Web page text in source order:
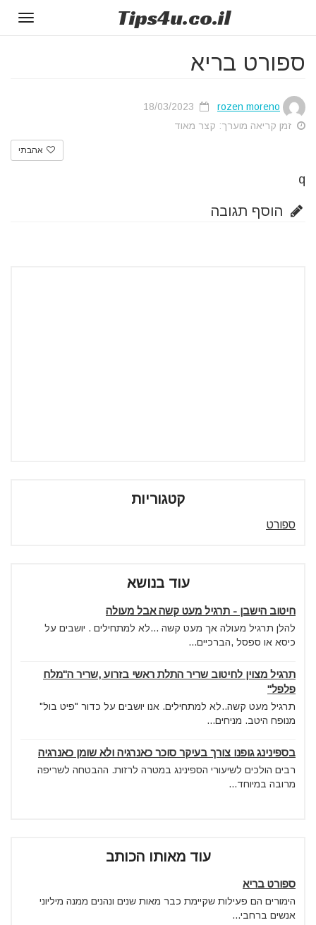
Tips4u.co.il
ספורט בריא
rozen moreno
זמן קריאה מוערך: קצר מאוד
אהבתי
q
הוסף תגובה
קטגוריות
ספורט
עוד בנושא
חיטוב הישבן - תרגיל מעט קשה אבל מעולה
להלן תרגיל מעולה אך מעט קשה ...לא למתחילים . יושבים על
כיסא או ספסל ,הברכיים...
תרגיל מצוין לחיטוב שריר התלת ראשי בזרוע ,שריר ה"מלח
פלפל"
תרגיל מעט קשה..לא למתחילים. אנו יושבים על כדור "פיט בול"
מנופח היטב. מניחים...
בספינינג גופנו צורך בעיקר סוכר כאנרגיה ולא שומן כאנרגיה
רבים הולכים לשיעורי הספינינג במטרה לרזות. ההבטחה לשריפה
מרובה במיוחד...
עוד מאותו הכותב
ספורט בריא
הימורים הם פעילות שקיימת כבר מאות שנים ונהנים ממנה מיליוני
אנשים ברחבי...